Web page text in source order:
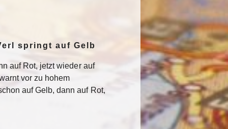
springt auf Gelb
auf Rot, jetzt wieder auf
vor zu hohem
auf Gelb, dann auf Rot,